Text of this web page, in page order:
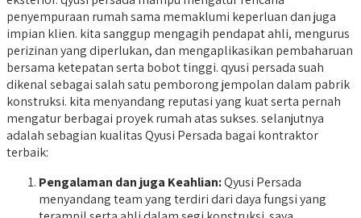
penyempuraan rumah sama memaklumi keperluan dan juga
impian klien. kita sanggup mengagih pendapat ahli, mengurus
perizinan yang diperlukan, dan mengaplikasikan pembaharuan
bersama ketepatan serta bobot tinggi. qyusi persada suah
dikenal sebagai salah satu pemborong jempolan dalam pabrik
konstruksi. kita menyandang reputasi yang kuat serta pernah
mengatur berbagai proyek rumah atas sukses. selanjutnya
adalah sebagian kualitas Qyusi Persada bagai kontraktor
terbaik:
Pengalaman dan juga Keahlian:Qyusi Persada
menyandang team yang terdiri dari daya fungsi yang